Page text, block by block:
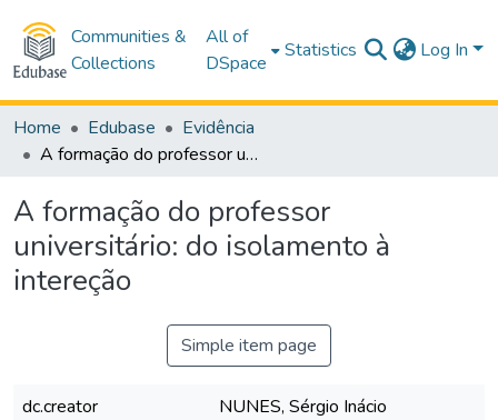
Communities &
Collections
All of
DSpace
Statistics Log In
Home Edubase
Evidência
A formação do professor universitário: do isolamento à intereção
A formação do professor
universitário: do isolamento à
intereção
Simple item page
dc.creator
NUNES, Sérgio Inácio